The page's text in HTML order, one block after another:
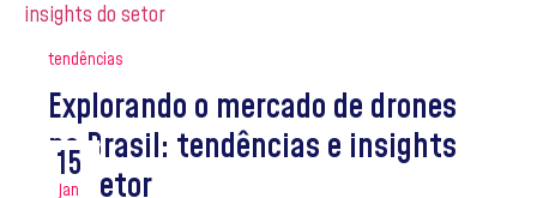
tendências
Explorando o mercado de drones
no Brasil: tendências e insights
do setor
15
jan